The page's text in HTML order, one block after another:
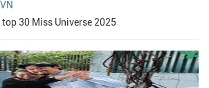
30 Miss Universe 2025